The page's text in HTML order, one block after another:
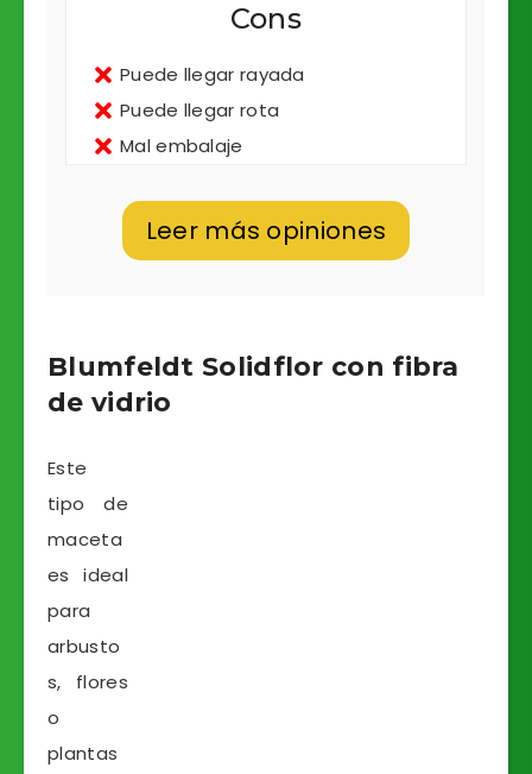
Cons
Puede llegar rayada
Puede llegar rota
Mal embalaje
Leer más opiniones
Blumfeldt Solidflor con fibra
de vidrio
Este
tipo de
maceta
es ideal
para
arbusto
s, flores
o
plantas